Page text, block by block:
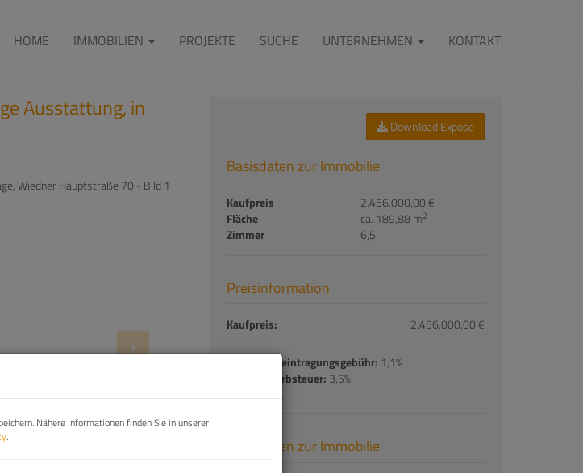
HOME IMMOBILIEN PROJEKTE SUCHE UNTERNEHMEN KONTAKT
Ausstattung, in
Download Expose
Basisdaten zur Immobilie
Kaufpreis
2.456.000,00 €
Fläche
ca. 189,88 m2
Zimmer 6,5
Preisinformation
Kaufpreis: 2.456.000,00 €
Grundbucheintragungsgebühr: 1,1%
Grunderwerbsteuer: 3,5%
Basisdaten zur Immobilie
Nähere Informationen finden Sie in unserer
.